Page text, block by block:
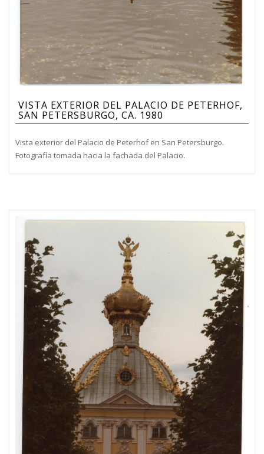
VISTA EXTERIOR DEL PALACIO DE PETERHOF,
SAN PETERSBURGO, CA. 1980
Vista exterior del Palacio de Peterhof en San Petersburgo.
Fotografía tomada hacia la fachada del Palacio.